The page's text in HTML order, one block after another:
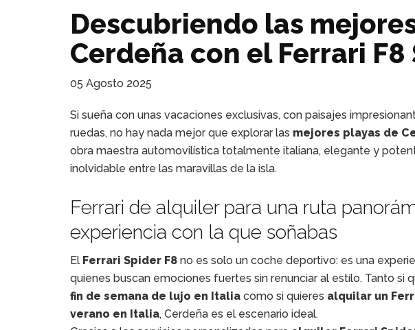
Descubriendo las
Cerdeña con el Ferrari F8
05 Agosto 2025
Si sueña con unas vacaciones exclusivas, con paisajes
ruedas, no hay nada mejor que explorar las mejores playas de
obra maestra automovilística totalmente italiana, elegante y
inolvidable entre las maravillas de la isla.
Ferrari de alquiler para una ruta
experiencia con la que soñabas
El Ferrari Spider F8 no es solo un coche deportivo: es una
quienes buscan emociones fuertes sin renunciar al estilo. Tanto si
fin de semana de lujo en Italia como si quieres alquilar un
verano en Italia, Cerdeña es el escenario ideal.